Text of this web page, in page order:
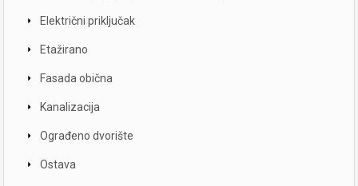
Električni priključak
Etažirano
Fasada obična
Kanalizacija
Ograđeno dvorište
Ostava